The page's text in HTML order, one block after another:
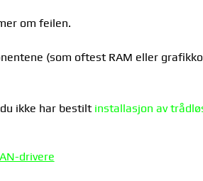
om feilen.
(som oftest RAM eller
ikke har bestilt installasjon av
drivere